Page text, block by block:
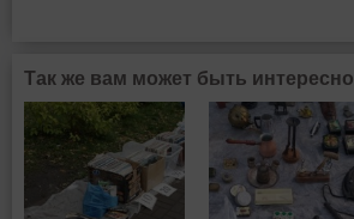
Так же вам может быть интересно